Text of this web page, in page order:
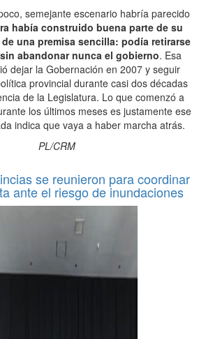
semejante escenario habría parecido
había construido buena parte de su
una premisa sencilla: podía retirarse
abandonar nunca el gobierno. Esa
dejar la Gobernación en 2007 y seguir
provincial durante casi dos décadas
de la Legislatura. Lo que comenzó a
los últimos meses es justamente ese
indica que vaya a haber marcha atrás.
PL/CRM
se reunieron para coordinar
ante el riesgo de inundaciones